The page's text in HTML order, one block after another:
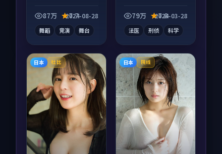
齐全，观感爽快不拖
87万 7.7
2024-08-28
舞蹈 竞演 舞台
续发酵，适合周末一
79万 7.8
2024-03-28
法医 刑侦 科学
日本 杜比 日本 院线